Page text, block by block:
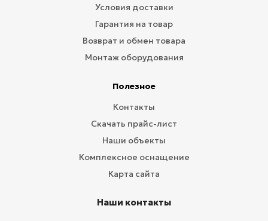
Условия доставки
Гарантия на товар
Возврат и обмен товара
Монтаж оборудования
Полезное
Контакты
Скачать прайс-лист
Наши объекты
Комплексное оснащение
Карта сайта
Наши контакты